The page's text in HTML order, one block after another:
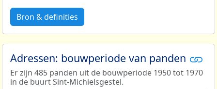
Bron & definities
Adressen: bouwperiode van panden
Er zijn 485 panden uit de bouwperiode 1950 tot 1970
in de buurt Sint-Michielsgestel.